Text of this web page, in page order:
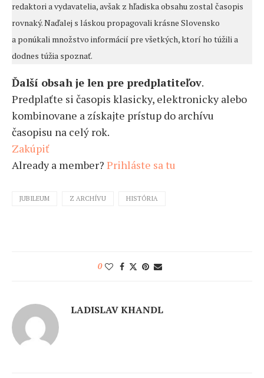
redaktori a vydavatelia, avšak z hľadiska obsahu zostal časopis
rovnaký. Naďalej s láskou propagovali krásne Slovensko
a ponúkali množstvo informácií pre všetkých, ktorí ho túžili a
dodnes túžia spoznať.
Ďalší obsah je len pre predplatiteľov.
Predplaťte si časopis klasicky, elektronicky alebo
kombinovane a získajte prístup do archívu
časopisu na celý rok.
Zakúpiť
Already a member? Prihláste sa tu
JUBILEUM Z ARCHÍVU HISTÓRIA
0
LADISLAV KHANDL